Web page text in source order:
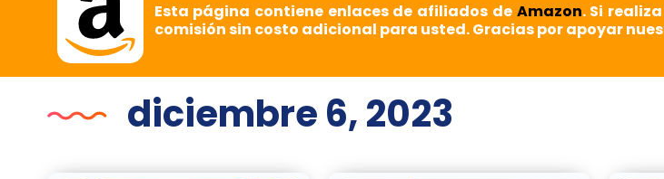
Esta página contiene enlaces de afiliados de Amazon. Si
comisión sin costo adicional para usted. Gracias por apoyar
diciembre 6, 2023